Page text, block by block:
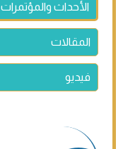
الأحداث والمؤتمرات
المقالات
فيديو